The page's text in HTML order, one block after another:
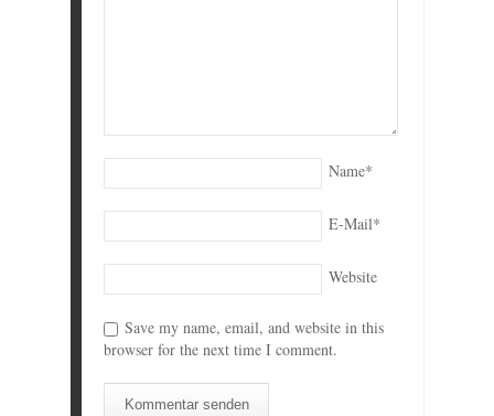
Name*
E-Mail*
Website
Save my name, email, and website in this
browser for the next time I comment.